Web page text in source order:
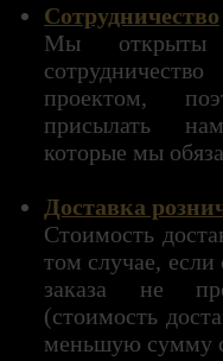
Сотрудничество
Мы открыты
проектом,
присылать
которые мы
Доставка
Стоимость
том случае,
заказа не
(стоимость
меньшую сумму